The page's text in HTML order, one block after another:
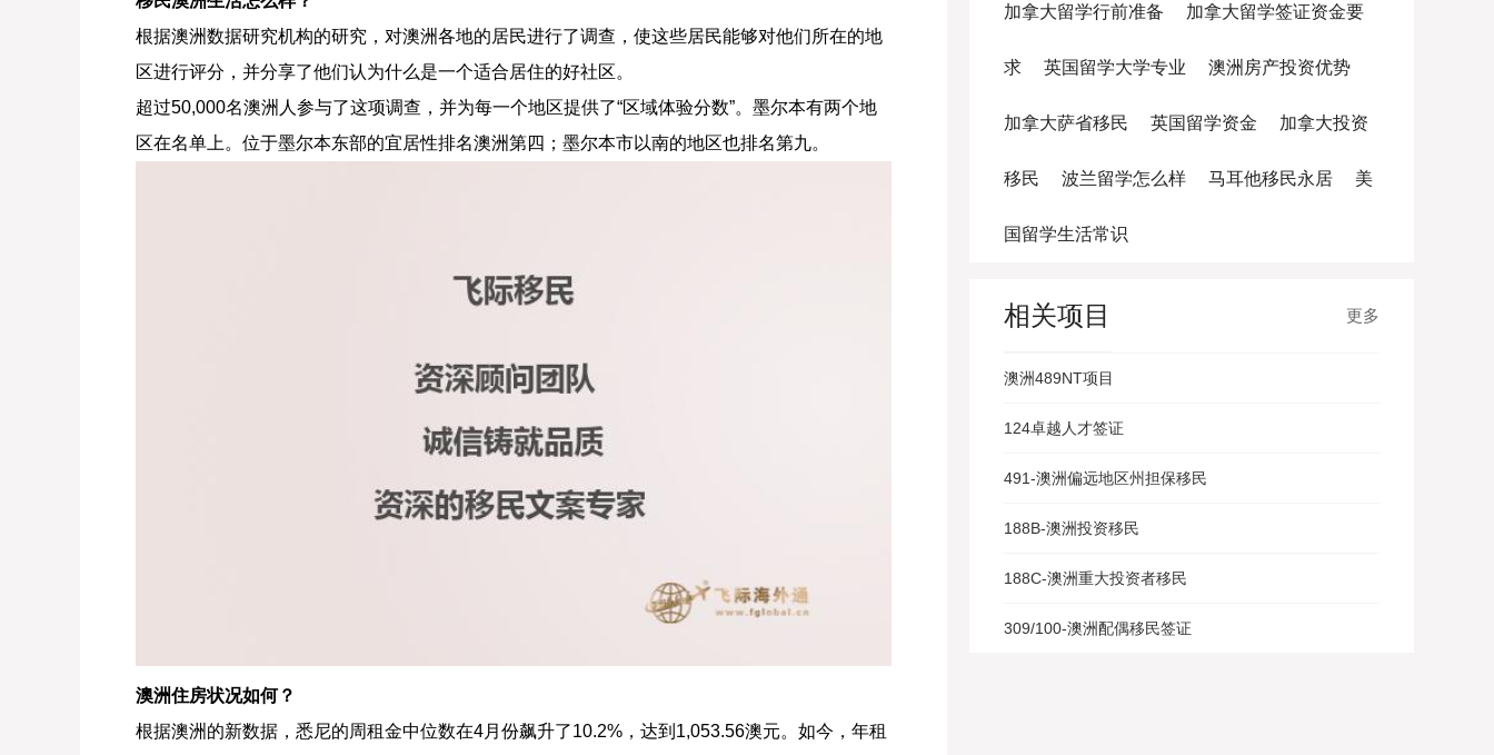
根据澳洲数据研究机构的研究，对澳洲各地的居民进行了调查，使这些居民能够对他们所在的地
区进行评分，并分享了他们认为什么是一个适合居住的好社区。
超过50,000名澳洲人参与了这项调查，并为每一个地区提供了“区域体验分数”。墨尔本有两个地
区在名单上。位于墨尔本东部的宜居性排名澳洲第四；墨尔本市以南的地区也排名第九。
澳洲住房状况如何？
根据澳洲的新数据，悉尼的周租金中位数在4月份飙升了10.2%，达到1,053.56澳元。如今，年租
加拿大留学行前准备 加拿大留学签证资金要
求 英国留学大学专业 澳洲房产投资优势
加拿大萨省移民 英国留学资金 加拿大投资
移民 波兰留学怎么样 马耳他移民永居 美
国留学生活常识
相关项目 更多
澳洲489NT项目
124卓越人才签证
491-澳洲偏远地区州担保移民
188B-澳洲投资移民
188C-澳洲重大投资者移民
309/100-澳洲配偶移民签证